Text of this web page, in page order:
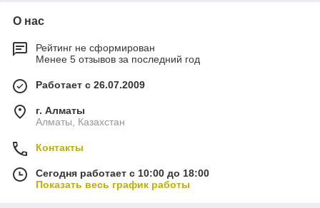
О нас
Рейтинг не сформирован
Менее 5 отзывов за последний год
Работает с 26.07.2009
г. Алматы
Алматы, Казахстан
Контакты
Сегодня работает с 10:00 до 18:00
Показать весь график работы